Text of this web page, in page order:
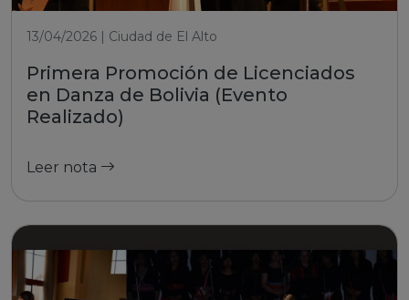
13/04/2026 | Ciudad de El Alto
Primera Promoción de Licenciados
en Danza de Bolivia (Evento
Realizado)
Leer nota